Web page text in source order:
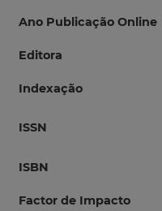
Ano Publicação Online
Editora
Indexação
ISSN
ISBN
Factor de Impacto